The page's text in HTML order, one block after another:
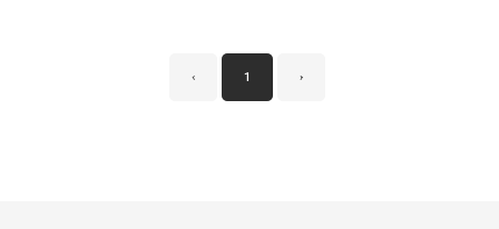
‹ 1 ›